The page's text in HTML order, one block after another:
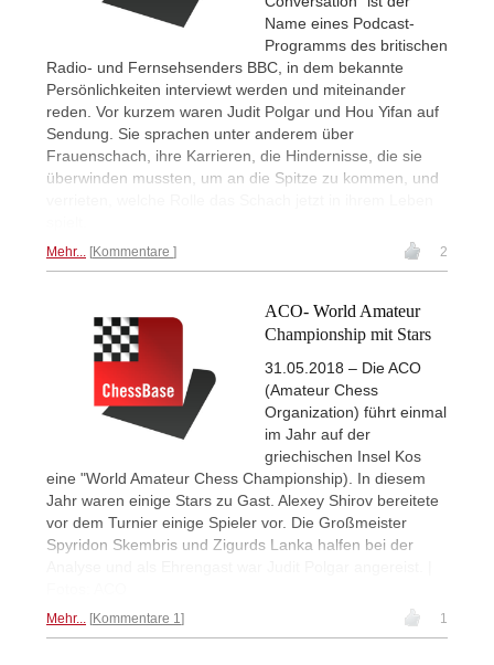
Name eines Podcast-
Programms des britischen
Radio- und Fernsehsenders BBC, in dem bekannte
Persönlichkeiten interviewt werden und miteinander
reden. Vor kurzem waren Judit Polgar und Hou Yifan auf
Sendung. Sie sprachen unter anderem über
Frauenschach, ihre Karrieren, die Hindernisse, die sie
überwinden mussten, um an die Spitze zu kommen, und
Mehr... Kommentare 2
ACO- World Amateur
Championship mit Stars
31.05.2018 – Die ACO
(Amateur Chess
Organization) führt einmal
im Jahr auf der
griechischen Insel Kos
eine "World Amateur Chess Championship). In diesem
Jahr waren einige Stars zu Gast. Alexey Shirov bereitete
vor dem Turnier einige Spieler vor. Die Großmeister
Spyridon Skembris und Zigurds Lanka halfen bei der
Mehr... Kommentare 1 1